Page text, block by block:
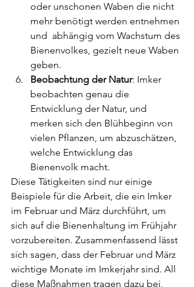
oder unschonen Waben die nicht
mehr benötigt werden entnehmen
und  abhängig vom Wachstum des
Bienenvolkes, gezielt neue Waben
geben.
Beobachtung der Natur: Imker
beobachten genau die
Entwicklung der Natur, und
merken sich den Blühbeginn von
vielen Pflanzen, um abzuschätzen,
welche Entwicklung das
Bienenvolk macht.
Diese Tätigkeiten sind nur einige
Beispiele für die Arbeit, die ein Imker
im Februar und März durchführt, um
sich auf die Bienenhaltung im Frühjahr
vorzubereiten. Zusammenfassend lässt
sich sagen, dass der Februar und März
wichtige Monate im Imkerjahr sind. All
diese Maßnahmen tragen dazu bei,